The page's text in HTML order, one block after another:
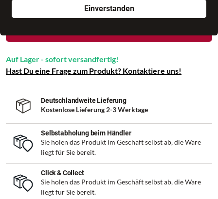
Einverstanden
Auf Lager - sofort versandfertig!
Hast Du eine Frage zum Produkt? Kontaktiere uns!
Deutschlandweite Lieferung
Kostenlose Lieferung 2-3 Werktage
Selbstabholung beim Händler
Sie holen das Produkt im Geschäft selbst ab, die Ware
liegt für Sie bereit.
Click & Collect
Sie holen das Produkt im Geschäft selbst ab, die Ware
liegt für Sie bereit.